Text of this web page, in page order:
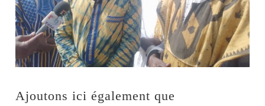
Ajoutons ici également que